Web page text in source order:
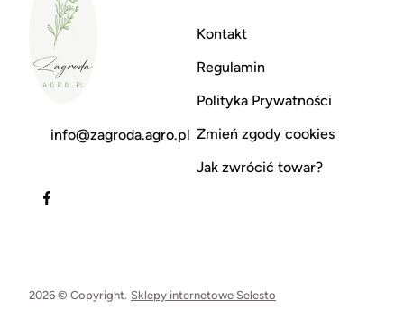
info@zagroda.agro.pl
Kontakt
Regulamin
Polityka Prywatności
Zmień zgody cookies
Jak zwrócić towar?
2026 © Copyright. Sklepy internetowe Selesto